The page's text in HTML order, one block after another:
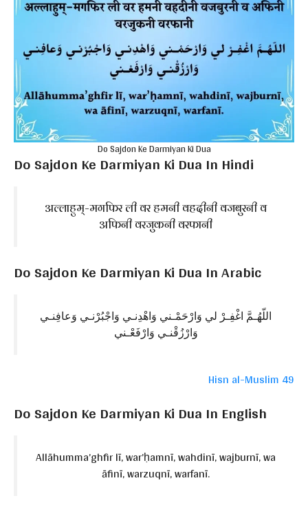
Do Sajdon Ke Darmiyan Ki Dua
Do Sajdon Ke Darmiyan Ki Dua In Hindi
अल्लाहुम्-मगफिर ली वर हमनी वहदीनी वजबुरनी व
अफिनी वरजुकनी वरफानी
Do Sajdon Ke Darmiyan Ki Dua In Arabic
اللّهُـمَّ اغْفِـرْ لي وَارْحَمْـني وَاهْدِنـي وَاجْبُرْنـي وَعافِنـي
وَارْزُقْنـي وَارْفَعْـني
Hisn al-Muslim 49
Do Sajdon Ke Darmiyan Ki Dua In English
Allāhumma’ghfir lī, war’ḥamnī, wahdinī, wajburnī, wa
āfinī, warzuqnī, warfanī.